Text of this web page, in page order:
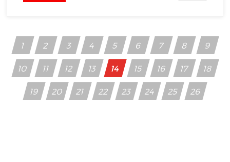
1 2 3 4 5 6 7 8 9
10 11 12 13 14 15 16 17 18
19 20 21 22 23 24 25 26